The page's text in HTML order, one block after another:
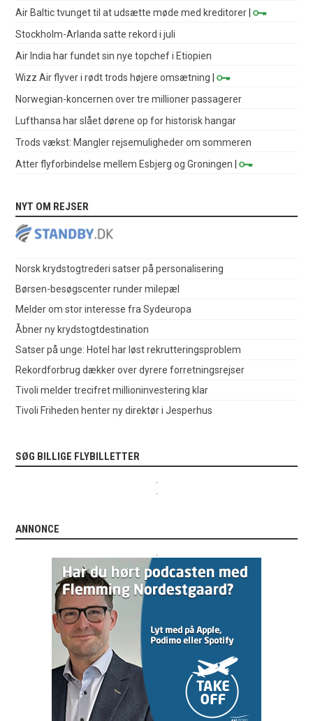
Air Baltic tvunget til at udsætte møde med kreditorer |
Stockholm-Arlanda satte rekord i juli
Air India har fundet sin nye topchef i Etiopien
Wizz Air flyver i rødt trods højere omsætning |
Norwegian-koncernen over tre millioner passagerer
Lufthansa har slået dørene op for historisk hangar
Trods vækst: Mangler rejsemuligheder om sommeren
Atter flyforbindelse mellem Esbjerg og Groningen |
NYT OM REJSER
Norsk krydstogtrederi satser på personalisering
Børsen-besøgscenter runder milepæl
Melder om stor interesse fra Sydeuropa
Åbner ny krydstogtdestination
Satser på unge: Hotel har løst rekrutteringsproblem
Rekordforbrug dækker over dyrere forretningsrejser
Tivoli melder trecifret millioninvestering klar
Tivoli Friheden henter ny direktør i Jesperhus
SØG BILLIGE FLYBILLETTER
ANNONCE